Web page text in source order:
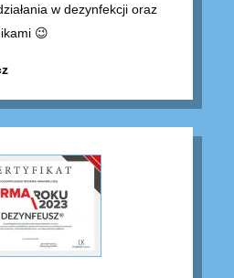
w dezynfekcji oraz
😉